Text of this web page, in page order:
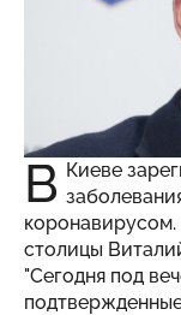
В Киеве
столицы
"Сегодня под